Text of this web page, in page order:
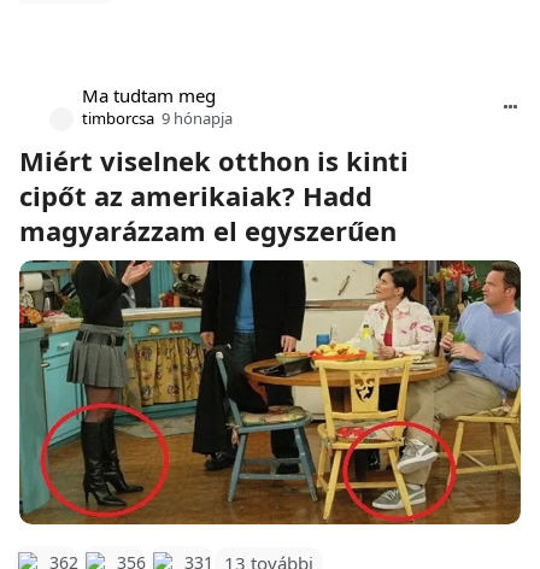
Ma tudtam meg
timborcsa 9 hónapja
Miért viselnek otthon is kinti
cipőt az amerikaiak? Hadd
magyarázzam el egyszerűen
362 356 331 13 további